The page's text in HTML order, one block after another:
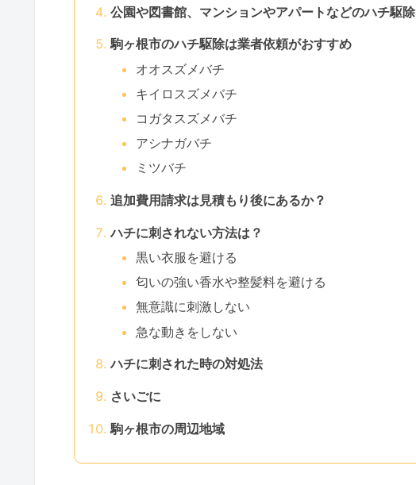
公園や図書館、マンションやアパートなどのハチ駆除
駒ヶ根市のハチ駆除は業者依頼がおすすめ
オオスズメバチ
キイロスズメバチ
コガタスズメバチ
アシナガバチ
ミツバチ
追加費用請求は見積もり後にあるか？
ハチに刺されない方法は？
黒い衣服を避ける
匂いの強い香水や整髪料を避ける
無意識に刺激しない
急な動きをしない
ハチに刺された時の対処法
さいごに
駒ヶ根市の周辺地域